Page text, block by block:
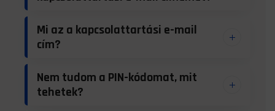
Mi az a kapcsolattartási e-mail
cím?
Nem tudom a PIN-kódomat, mit
tehetek?